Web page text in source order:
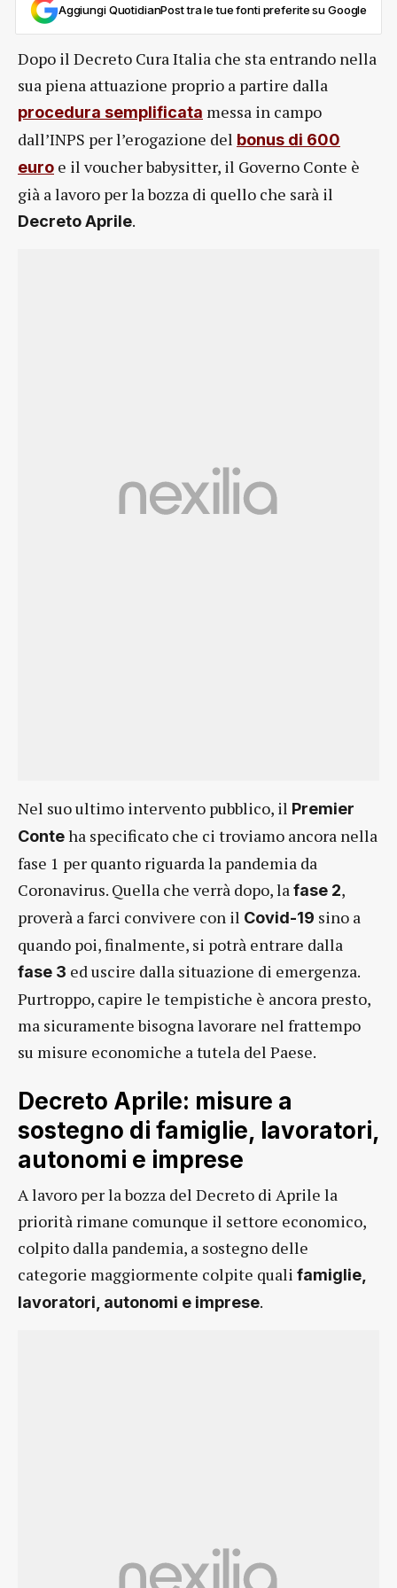
Aggiungi QuotidianPost tra le tue fonti preferite su Google
Dopo il Decreto Cura Italia che sta entrando nella
sua piena attuazione proprio a partire dalla
procedura semplificata messa in campo
dall’INPS per l’erogazione del bonus di 600
euro e il voucher babysitter, il Governo Conte è
già a lavoro per la bozza di quello che sarà il
Decreto Aprile.
Nel suo ultimo intervento pubblico, il Premier
Conteha specificato che ci troviamo ancora nella
fase 1 per quanto riguarda la pandemia da
Coronavirus. Quella che verrà dopo, la fase 2,
proverà a farci convivere con il Covid-19 sino a
quando poi, finalmente, si potrà entrare dalla
fase 3 ed uscire dalla situazione di emergenza.
Purtroppo, capire le tempistiche è ancora presto,
ma sicuramente bisogna lavorare nel frattempo
su misure economiche a tutela del Paese.
Decreto Aprile: misure a
sostegno di famiglie, lavoratori,
autonomi e imprese
A lavoro per la bozza del Decreto di Aprile la
priorità rimane comunque il settore economico,
colpito dalla pandemia, a sostegno delle
categorie maggiormente colpite quali famiglie,
lavoratori, autonomi e imprese.